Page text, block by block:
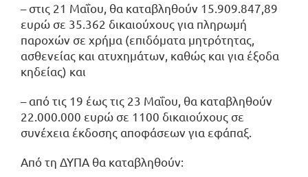
– στις 21 Μαΐου, θα καταβληθούν 15.909.847,89
ευρώ σε 35.362 δικαιούχους για πληρωμή
παροχών σε χρήμα (επιδόματα μητρότητας,
ασθενείας και ατυχημάτων, καθώς και για έξοδα
κηδείας) και
– από τις 19 έως τις 23 Μαΐου, θα καταβληθούν
22.000.000 ευρώ σε 1100 δικαιούχους σε
συνέχεια έκδοσης αποφάσεων για εφάπαξ.
Από τη ΔΥΠΑ θα καταβληθούν: